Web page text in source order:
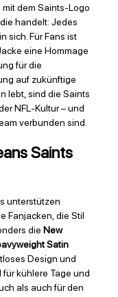
dem Saints-Logo
handelt: Jedes
sich. Für Fans ist
eine Hommage
für die
auf zukünftige
lebt, sind die Saints
NFL-Kultur – und
verbunden sind.
Saints
unterstützen
Fanjacken, die Stil
die New
Satin
Design und
kühlere Tage und
als auch für den